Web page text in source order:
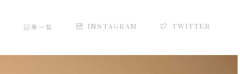
記事一覧 INSTAGRAM TWITTER